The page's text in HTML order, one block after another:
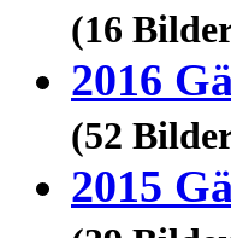
(16
2016
(52
2015